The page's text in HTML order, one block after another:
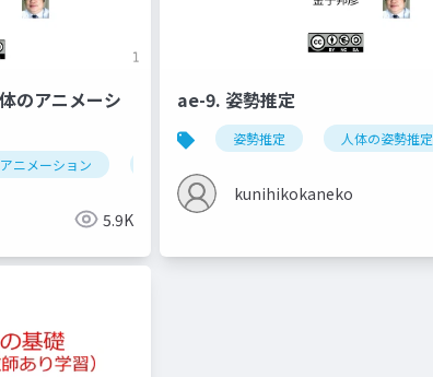
のアニメーシ
ニメーション
5.9K
ae-9. 姿勢推定
姿勢推定 人体の姿勢推定
kunihikokaneko